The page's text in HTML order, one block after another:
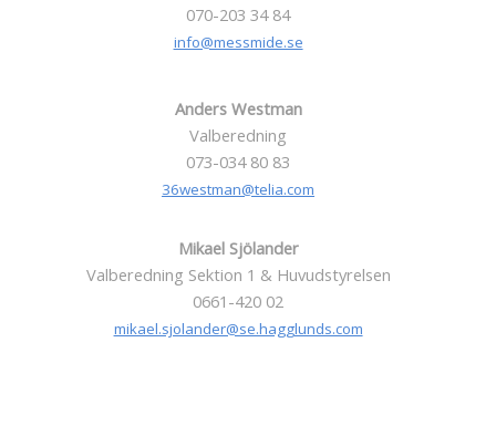
070-203 34 84
info@messmide.se
Anders Westman
Valberedning
073-034 80 83
36westman@telia.com
Mikael Sjölander
Valberedning Sektion 1 & Huvudstyrelsen
0661-420 02
mikael.sjolander@se.hagglunds.com